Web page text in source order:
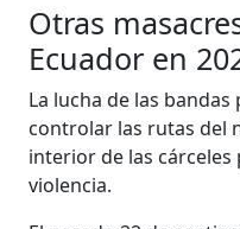
Otras
Ecuador en
La lucha de las
controlar las rutas del
interior de las
violencia.